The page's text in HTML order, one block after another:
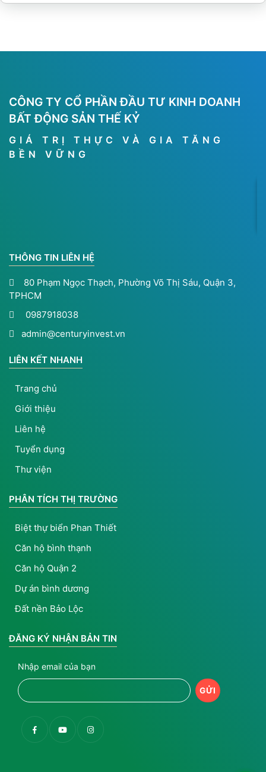
CÔNG TY CỔ PHẦN ĐẦU TƯ KINH DOANH
BẤT ĐỘNG SẢN THẾ KỶ
GIÁ TRỊ THỰC VÀ GIA TĂNG
BỀN VỮNG
THÔNG TIN LIÊN HỆ
80 Phạm Ngọc Thạch, Phường Võ Thị Sáu, Quận 3,
TPHCM
0987918038
admin@centuryinvest.vn
LIÊN KẾT NHANH
Trang chủ
Giới thiệu
Liên hệ
Tuyển dụng
Thư viện
PHÂN TÍCH THỊ TRƯỜNG
Biệt thự biển Phan Thiết
Căn hộ bình thạnh
Căn hộ Quận 2
Dự án bình dương
Đất nền Bảo Lộc
ĐĂNG KÝ NHẬN BẢN TIN
Nhập email của bạn